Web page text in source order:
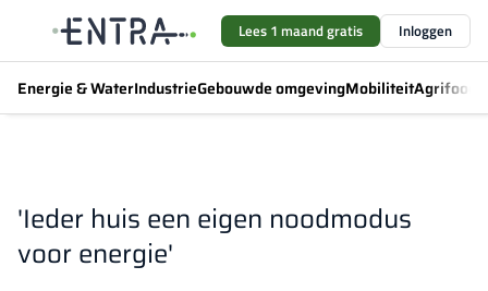
Lees 1 maand gratis Inloggen
Energie & WaterIndustrieGebouwde omgevingMobiliteitAgrifood
'Ieder huis een eigen noodmodus
voor energie'